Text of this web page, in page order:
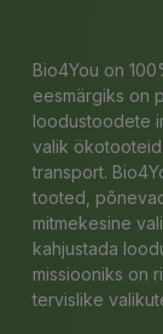
Bio4You on
eesmärgiks on
loodustoodete
valik
transport.
tooted,
mitmekesine
kahjustada
missiooniks on
tervislike